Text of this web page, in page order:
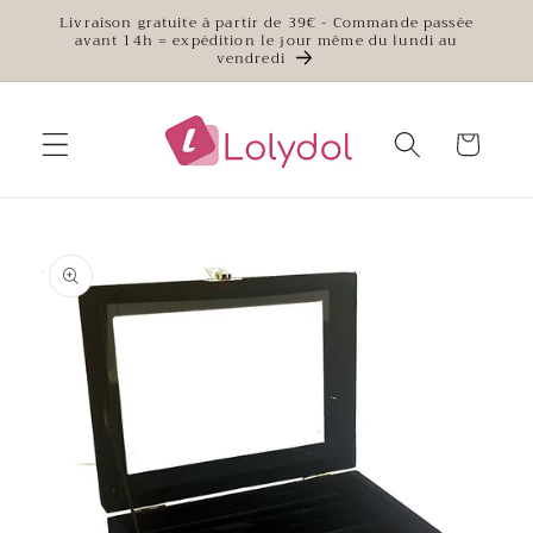
passer
contenu
Livraison gratuite à partir de 39€ - Commande passée
avant 14h = expédition le jour même du lundi au
vendredi
Panier
produits